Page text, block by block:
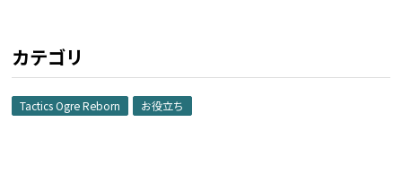
カテゴリ
Tactics Ogre Reborn お役立ち